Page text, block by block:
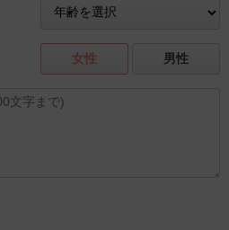
女性 男性